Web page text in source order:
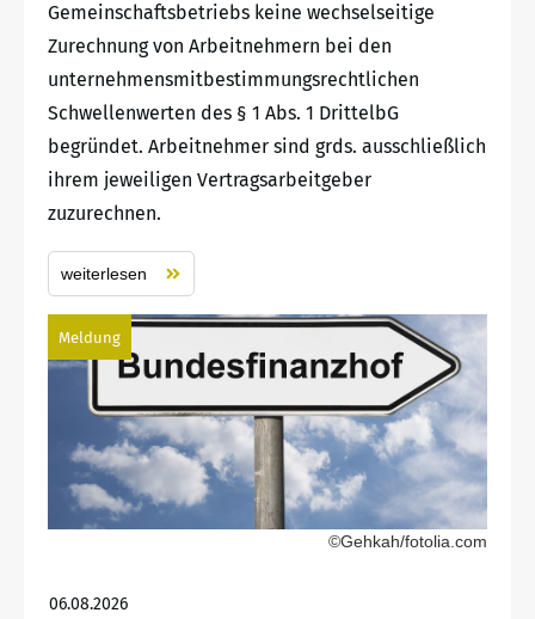
Gemeinschaftsbetriebs keine wechselseitige
Zurechnung von Arbeitnehmern bei den
unternehmensmitbestimmungsrechtlichen
Schwellenwerten des § 1 Abs. 1 DrittelbG
begründet. Arbeitnehmer sind grds. ausschließlich
ihrem jeweiligen Vertragsarbeitgeber
zuzurechnen.
weiterlesen
Meldung
©Gehkah/fotolia.com
06.08.2026